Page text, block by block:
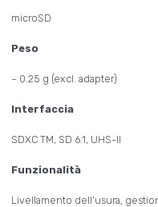
microSD
Peso
~ 0.25 g (excl. adapter)
Interfaccia
SDXC TM, SD 6.1, UHS-II
Funzionalità
Livellamento dell’usura,